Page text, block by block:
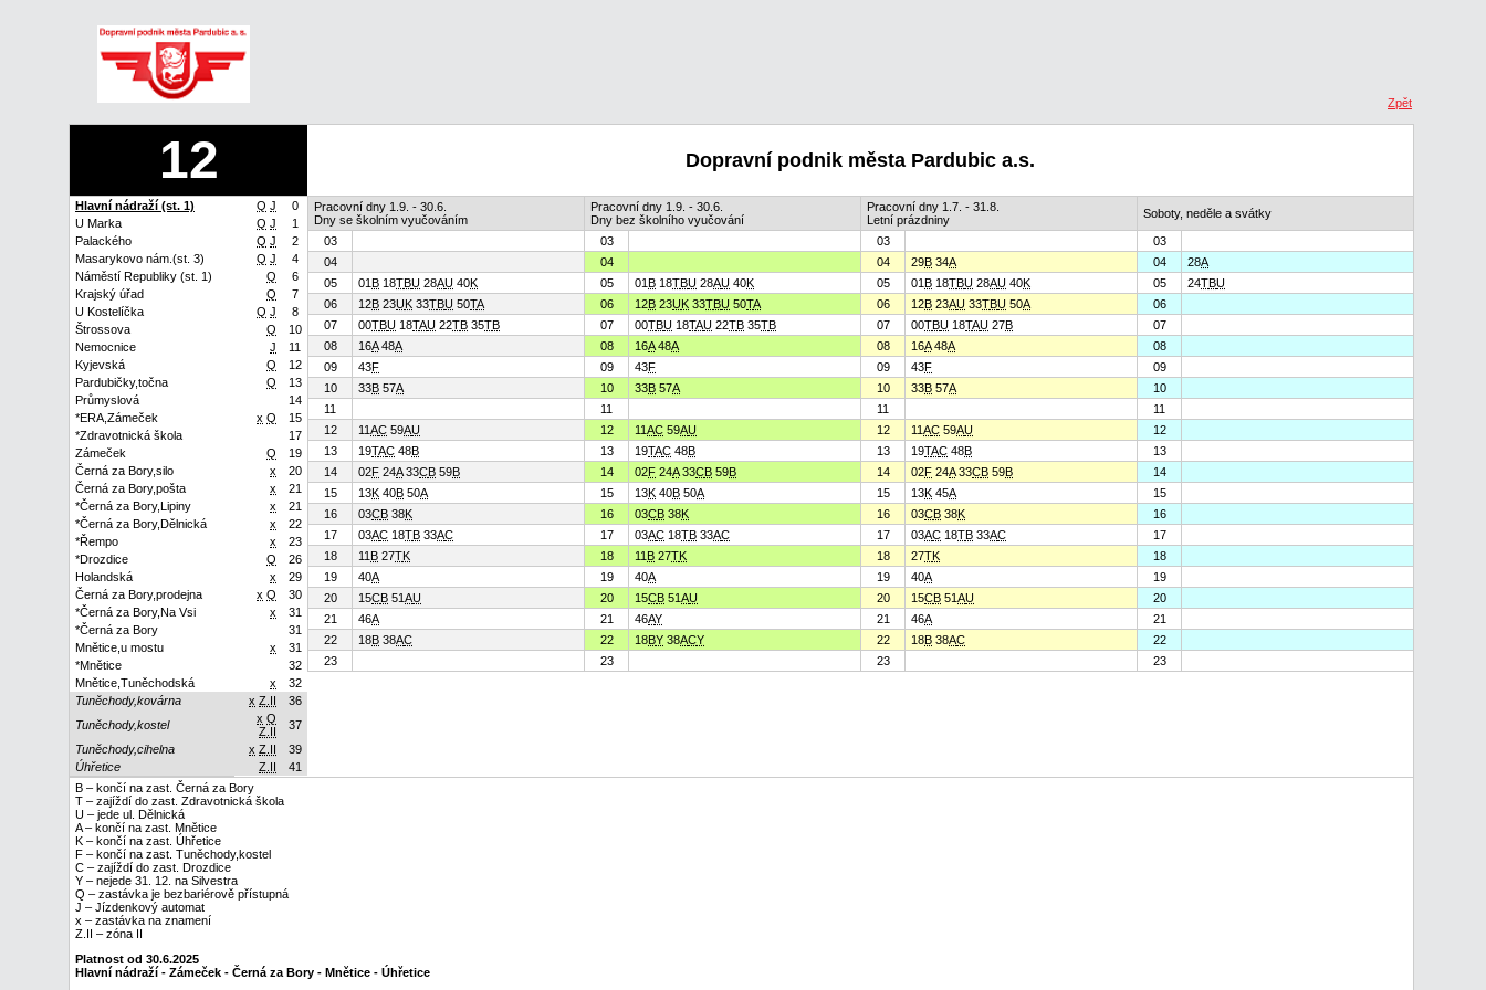
Zpět
12 Dopravní podnik města Pardubic a.s.
Hlavní nádraží (st. 1) Q J
0
U Marka
Q J
1
Palackého
Q J
2
Masarykovo nám.(st. 3)
Q J
4
Náměstí Republiky (st. 1)
Q
6
Krajský úřad
Q
7
U Kostelíčka
Q J
8
Štrossova
Q
10
Nemocnice
J
11
Kyjevská
Q
12
Pardubičky,točna
Q
13
Průmyslová
14
*ERA,Zámeček
x Q
15
*Zdravotnická škola
17
Zámeček
Q
19
Černá za Bory,silo
x
20
Černá za Bory,pošta
x
21
*Černá za Bory,Lipiny
x
21
*Černá za Bory,Dělnická
x
22
*Řempo
x
23
*Drozdice
Q
26
Holandská
x
29
Černá za Bory,prodejna
x Q
30
*Černá za Bory,Na Vsi
x
31
*Černá za Bory
31
Mnětice,u mostu
x
31
*Mnětice
32
Mnětice,Tuněchodská
x
32
Tuněchody,kovárna
x Z.II
36
Tuněchody,kostel
x Q
Z.II
37
Tuněchody,cihelna
x Z.II
39
Úhřetice
Z.II 41
Pracovní dny 1.9. - 30.6.
Dny se školním vyučováním
Pracovní dny 1.9. - 30.6.
Dny bez školního vyučování
Pracovní dny 1.7. - 31.8.
Letní prázdniny
Soboty, neděle a svátky
03 03 03
03
04
04 04 29B 34A 04 28A
05
01B 18TBU 28AU 40K 05 01B 18TBU 28AU 40K 05 01B 18TBU 28AU 40K 05 24TBU
06
12B 23UK 33TBU 50TA 06 12B 23UK 33TBU 50TA 06 12B 23AU 33TBU 50A
06
07
00TBU 18TAU 22TB 35TB 07 00TBU 18TAU 22TB 35TB 07 00TBU 18TAU 27B
07
08
16A48A 08 16A48A 08 16A48A
08
09
43F 09 43F 09 43F
09
10
33B 57A 10 33B 57A 10 33B 57A
10
11
11 11
11
12
11AC 59AU 12 11AC 59AU 12 11AC 59AU
12
13
19TAC 48B 13 19TAC 48B 13 19TAC 48B
13
14
02F 24A33CB 59B 14 02F 24A33CB 59B 14 02F 24A33CB 59B
14
15
13K 40B 50A 15 13K 40B 50A 15 13K 45A
15
16
03CB 38K 16 03CB 38K 16 03CB 38K
16
17
03AC 18TB 33AC 17 03AC 18TB 33AC 17 03AC 18TB 33AC
17
18
11 B 27TK 18 11B 27TK 18 27TK
18
19
40A 19 40A 19 40A
19
20
15CB 51AU 20 15CB 51AU 20 15CB 51AU
20
21
46A 21 46AY 21 46A
21
22
18B 38AC 22 18BY 38ACY 22 18B 38AC
22
23
23 23 23
B – končí na zast. Černá za Bory
T – zajíždí do zast. Zdravotnická škola
U – jede ul. Dělnická
A – končí na zast. Mnětice
K – končí na zast. Úhřetice
F – končí na zast. Tuněchody,kostel
C – zajíždí do zast. Drozdice
Y – nejede 31. 12. na Silvestra
Q – zastávka je bezbariérově přístupná
J – Jízdenkový automat
x – zastávka na znamení
Z.II – zóna II
Platnost od 30.6.2025
Hlavní nádraží - Zámeček - Černá za Bory - Mnětice - Úhřetice